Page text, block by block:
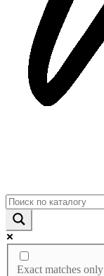
Exact matches only